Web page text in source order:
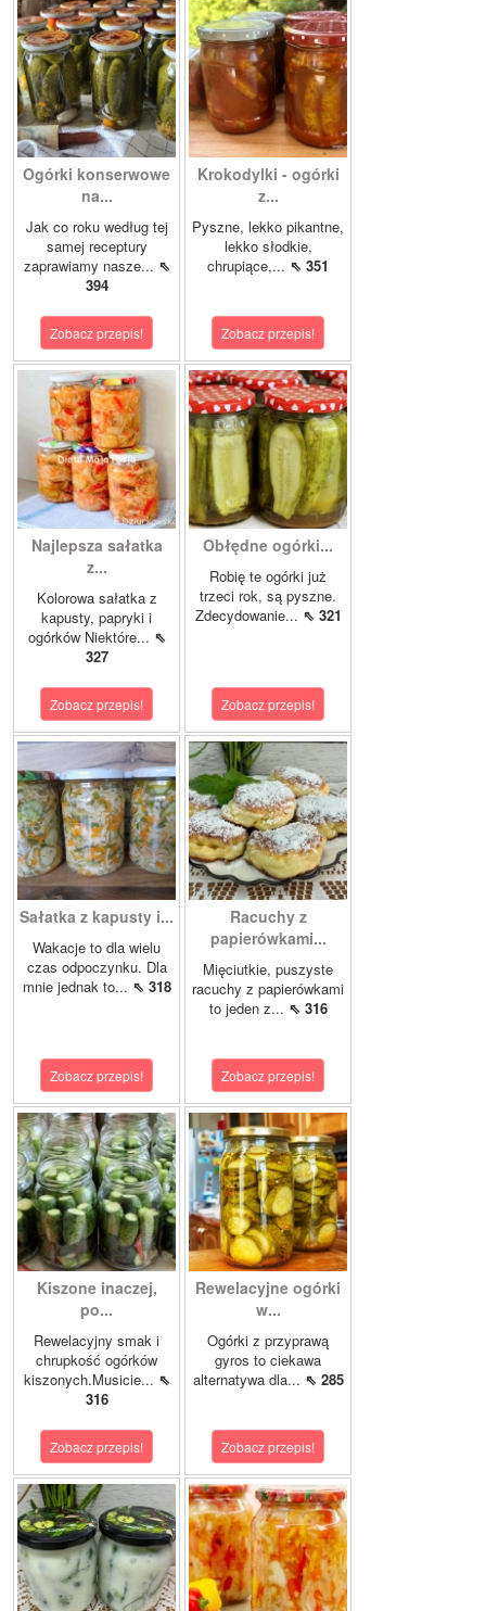
Ogórki konserwowe
na...
Jak co roku według tej
samej receptury
zaprawiamy nasze... ⇖
394
Zobacz przepis!
Krokodylki - ogórki
z...
Pyszne, lekko pikantne,
lekko słodkie,
chrupiące,... ⇖ 351
Zobacz przepis!
Najlepsza sałatka
z...
Kolorowa sałatka z
kapusty, papryki i
ogórków Niektóre... ⇖
327
Zobacz przepis!
Obłędne ogórki...
Robię te ogórki już
trzeci rok, są pyszne.
Zdecydowanie... ⇖ 321
Zobacz przepis!
Sałatka z kapusty i...
Wakacje to dla wielu
czas odpoczynku. Dla
mnie jednak to... ⇖ 318
Zobacz przepis!
Racuchy z
papierówkami...
Mięciutkie, puszyste
racuchy z papierówkami
to jeden z... ⇖ 316
Zobacz przepis!
Kiszone inaczej,
po...
Rewelacyjny smak i
chrupkość ogórków
kiszonych.Musicie... ⇖
316
Zobacz przepis!
Rewelacyjne ogórki
w...
Ogórki z przyprawą
gyros to ciekawa
alternatywa dla... ⇖ 285
Zobacz przepis!